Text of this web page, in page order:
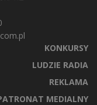
KONKURSY
LUDZIE RADIA
REKLAMA
MEDIALNY